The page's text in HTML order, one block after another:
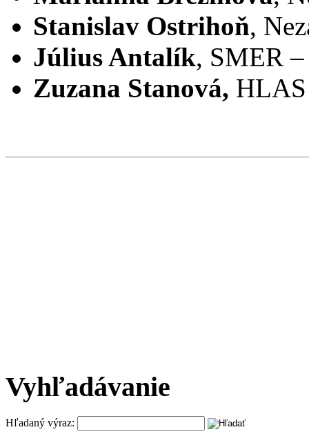
Stanislav Ostrihoň,
Július Antalík, SMER
Zuzana Stanová, HLAS
Vyhľadávanie
Hľadaný výraz: